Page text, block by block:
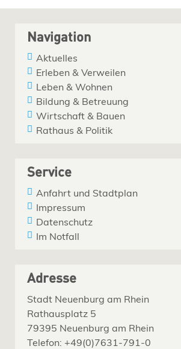
Navigation
Aktuelles
Erleben & Verweilen
Leben & Wohnen
Bildung & Betreuung
Wirtschaft & Bauen
Rathaus & Politik
Service
Anfahrt und Stadtplan
Impressum
Datenschutz
Im Notfall
Adresse
Stadt Neuenburg am Rhein
Rathausplatz 5
79395 Neuenburg am Rhein
Telefon: +49(0)7631-791-0